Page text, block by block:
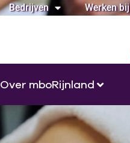
Bedrijven Werken bij
Over mboRijnland